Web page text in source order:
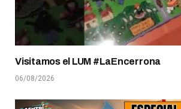
Visitamos el LUM #LaEncerrona
06/08/2026